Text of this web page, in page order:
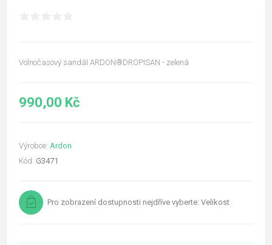
Volnočasový sandál ARDON®DROPISAN - zelená
990,00 Kč
Výrobce: Ardon
Kód: G3471
Pro zobrazení dostupnosti nejdříve vyberte: Velikost